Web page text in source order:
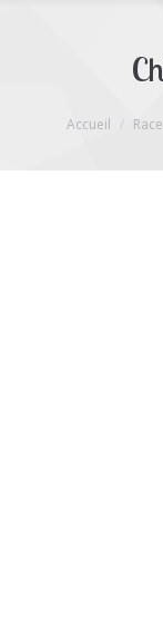
Vous êtes ici :
Accueil